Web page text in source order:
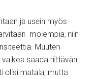
ja usein myös
molempia, niin
Muuten
saada riittävän
olisi matala, mutta